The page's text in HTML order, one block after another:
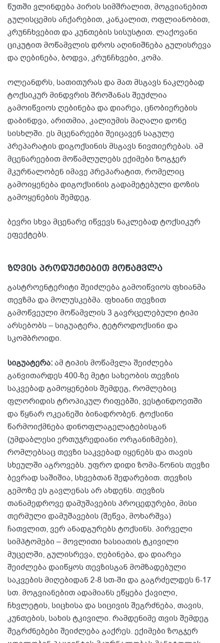
წუთში ვლინდება პირის სიმშრალით, მოგვიანებით
გულისცემის აჩქარებით, კანკალით, ოფლიანობით,
კრუნჩხვებით და კუნთების სისუსტით. ლაქოვანი
ციკუტით მოწამვლის დროს აღინიშნება გულისრევა
და ღებინება, ბოდვა, კრუნჩხვები, კომა.
ოლეანდრს, სათითურას და მათ მსგავს ნაკლებად
ტოქსიკურ მინდვრის შროშანას შეუძლია
გამოიწვიოს ღებინება და დიარეა, ცნობიერების
დაბინდვა, არითმია, კალიუმის მაღალი დონე
სისხლში. ეს მცენარეები შეიცავენ საგულე
პრეპარატის დიგოქსინის მსგავს ნივთიერებას. ამ
მცენარეებით მოწამლულებს ექიმები ზოგჯერ
მკურნალობენ იმავე პრეპარატით, რომელიც
გამოიყენება დიგოქსინის გადამეტებული დოზის
გამოყენების შემდეგ.
ბევრი სხვა მცენარე იწვევს ნაკლებად ტოქსიკურ
ეფექტებს.
ზღვის პროდუქტებით მოწამვლა
გასტროენტერიტი შეიძლება გამოიწვიოს ფხიანმა
თევზმა და მოლუსკებმა. ფხიანი თევზით
გამოწვეული მოწამვლის 3 გავრცელებული ტიპი
არსებობს – სიგუატერა, ტეტროდოქსინი და
სკომბროიდი.
სიგუატერა:ამ ტიპის მოწამვლა შეიძლება
განვითარდეს 400-ზე მეტი სახეობის თევზის
საკვებად გამოყენების შემდეგ, რომლებიც
ფლორიდის ტროპიკულ რიფებში, ვესტინდოეთში
და წყნარ ოკეანეში ბინადრობენ. ტოქსინი
წარმოიქმნება დინოფლაგელატებისგან
(უმდაბლესი ერთუჯრედიანი ორგანიზმები),
რომლებსაც თევზი საკვებად იყენებს და თავის
სხეულში აგროვებს. უფრო დიდი ზომა-წონის თევზი
ბევრად საშიშია, სხვებთან შედარებით. თევზის
გემოზე ეს გავლენას არ ახდენს. თევზის
თანამედროვე დამუშავების პროცედურები, მისი
თერმული დამუშავების (შეწვა, მოხარშვა)
ჩათვლით, ვერ ანადგურებს ტოქსინს. პირველი
სიმპტომები – მოვლითი ხასიათის ტკივილი
მუცელში, გულისრევა, ღებინება, და დიარეა
შეიძლება დაიწყოს თევზისგან მომზადებული
საკვების მიღებიდან 2-8 სთ-ში და გაგრძელდეს 6-17
სთ. მოგვიანებით ადამიანს ეწყება ქავილი,
ჩხვლეტის, სიცხისა და სიცივის შეგრძნება, თავის,
კუნთების, სახის ტკივილი. რამდენიმე თვის შემდეგ
შეგრძნებები შეიძლება გაქრეს. ექიმები ზოგჯერ